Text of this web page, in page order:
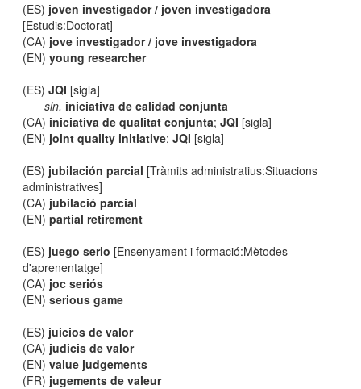
(ES) joven investigador / joven investigadora
[Estudis:Doctorat]
(CA) jove investigador / jove investigadora
(EN)young researcher
(ES)JQI [sigla]
sin. iniciativa de calidad conjunta
(CA) iniciativa de qualitat conjunta;JQI [sigla]
(EN) joint quality initiative;JQI [sigla]
(ES) jubilación parcial [Tràmits administratius:Situacions
administratives]
(CA) jubilació parcial
(EN)partial retirement
(ES) juego serio [Ensenyament i formació:Mètodes
d'aprenentatge]
(CA) joc seriós
(EN)serious game
(ES) juicios de valor
(CA) judicis de valor
(EN)value judgements
(FR) jugements de valeur